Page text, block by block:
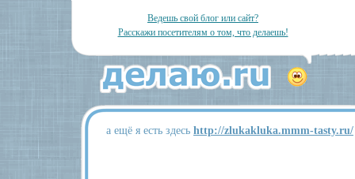
Ведешь свой блог или сайт?
Расскажи посетителям о том, что делаешь!
а ещё я есть здесь http://zlukakluka.mmm-tasty.ru/